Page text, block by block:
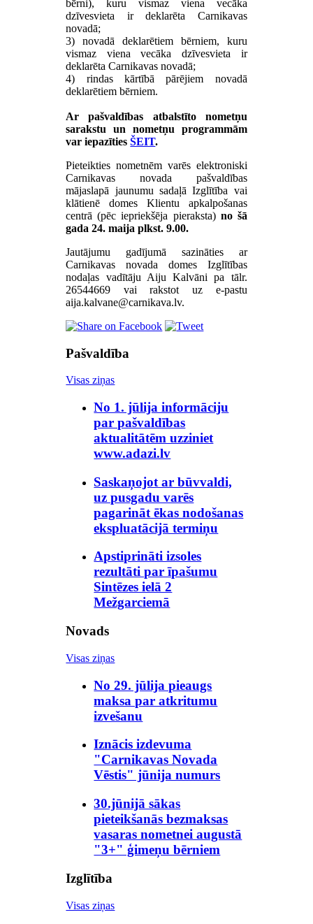
bērni), kuru vismaz viena vecāka
dzīvesvieta ir deklarēta Carnikavas
novadā;
3) novadā deklarētiem bērniem, kuru
vismaz viena vecāka dzīvesvieta ir
deklarēta Carnikavas novadā;
4) rindas kārtībā pārējiem novadā
deklarētiem bērniem.
Ar pašvaldības atbalstīto nometņu
sarakstu un nometņu programmām
var iepazītiesŠEIT.
Pieteikties nometnēm varēs elektroniski
Carnikavas novada pašvaldības
mājaslapā jaunumu sadaļā Izglītība vai
klātienē domes Klientu apkalpošanas
centrā (pēc iepriekšēja pieraksta) no šā
gada 24. maija plkst. 9.00.
Jautājumu gadījumā sazināties ar
Carnikavas novada domes Izglītības
nodaļas vadītāju Aiju Kalvāni pa tālr.
26544669 vai rakstot uz e-pastu
.
Pašvaldība
Visas ziņas
No 1. jūlija informāciju
par pašvaldības
aktualitātēm uzziniet
www.adazi.lv
Saskaņojot ar būvvaldi,
uz pusgadu varēs
pagarināt ēkas nodošanas
ekspluatācijā termiņu
Apstiprināti izsoles
rezultāti par īpašumu
Sintēzes ielā 2
Mežgarciemā
Novads
Visas ziņas
No 29. jūlija pieaugs
maksa par atkritumu
izvešanu
Iznācis izdevuma
"Carnikavas Novada
Vēstis" jūnija numurs
30.jūnijā sākas
pieteikšanās bezmaksas
vasaras nometnei augustā
"3+" ģimeņu bērniem
Izglītība
Visas ziņas